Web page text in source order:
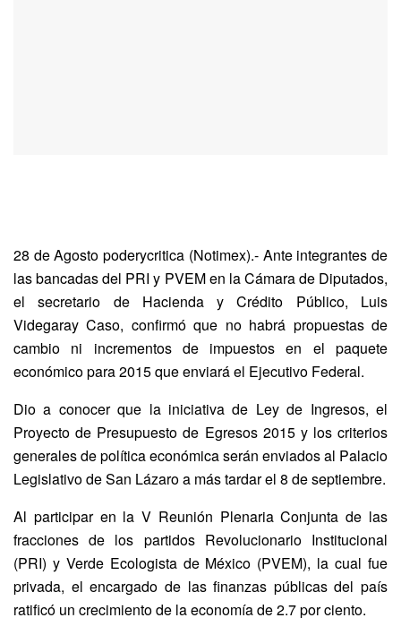
28 de Agosto poderycritica (Notimex).- Ante integrantes de
las bancadas del PRI y PVEM en la Cámara de Diputados,
el secretario de Hacienda y Crédito Público, Luis
Videgaray Caso, confirmó que no habrá propuestas de
cambio ni incrementos de impuestos en el paquete
económico para 2015 que enviará el Ejecutivo Federal.
Dio a conocer que la iniciativa de Ley de Ingresos, el
Proyecto de Presupuesto de Egresos 2015 y los criterios
generales de política económica serán enviados al Palacio
Legislativo de San Lázaro a más tardar el 8 de septiembre.
Al participar en la V Reunión Plenaria Conjunta de las
fracciones de los partidos Revolucionario Institucional
(PRI) y Verde Ecologista de México (PVEM), la cual fue
privada, el encargado de las finanzas públicas del país
ratificó un crecimiento de la economía de 2.7 por ciento.